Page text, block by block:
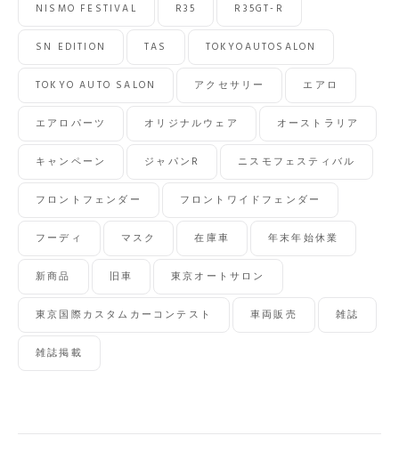
NISMO FESTIVAL R35 R35GT-R
SN EDITION TAS TOKYOAUTOSALON
TOKYO AUTO SALON アクセサリー エアロ
エアロパーツ オリジナルウェア オーストラリア
キャンペーン ジャパンR ニスモフェスティバル
フロントフェンダー フロントワイドフェンダー
フーディ マスク 在庫車 年末年始休業
新商品 旧車 東京オートサロン
東京国際カスタムカーコンテスト 車両販売 雑誌
雑誌掲載